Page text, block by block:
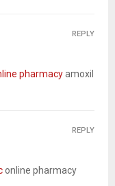
pharmacyamoxil
REPLY
online pharmacy
REPLY